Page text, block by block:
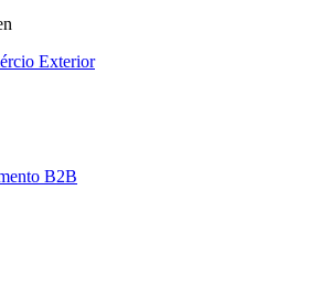
Exterior
B2B